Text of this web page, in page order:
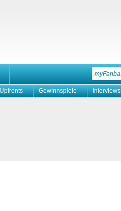
Upfronts Gewinnspiele Interviews